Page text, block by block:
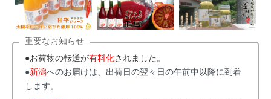
重要なお知らせ
●お荷物の転送が有料化されました。
●新潟へのお届けは、出荷日の翌々日の午前中以降に到着
します。